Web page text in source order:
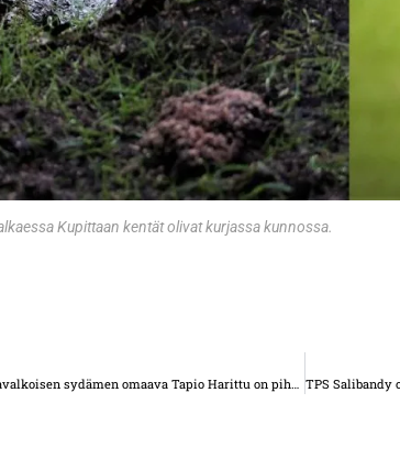
Kupittaan kentät olivat kurjassa kunnossa.
TPS 100 vuotta – Mustavalkoisen sydämen omaava Tapio Harittu on pihapelien kasvatti – juniorijalkapallo on Haralle ykkösasia